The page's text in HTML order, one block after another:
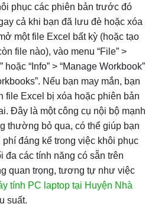
phục các phiên bản trước đó
cả khi bạn đã lưu đè hoặc xóa
một file Excel bất kỳ (hoặc tạo
file nào), vào menu “File” >
“Info” > “Manage Workbook”
Nếu bạn may mắn, bạn
file Excel bị xóa hoặc phiên bản
Đây là một công cụ nội bộ mạnh
thường bỏ qua, có thể giúp bạn
đáng kể trong việc khôi phục
đa các tính năng có sẵn trên
quan trọng, tương tự như việc
tính PC laptop tại Huyện Nhà
suất.